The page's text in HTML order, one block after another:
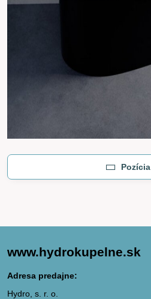
Pozícia
www.hydrokupelne.sk
Adresa predajne:
Hydro, s. r. o.